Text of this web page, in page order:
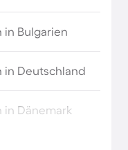
Bulgarien
in Deutschland
Dänemark